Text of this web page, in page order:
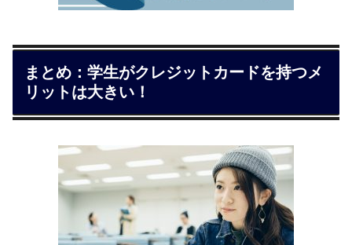
まとめ：学生がクレジットカードを持つメ
リットは大きい！